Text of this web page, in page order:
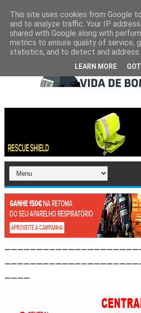
This site uses cookies from Google
and to analyze traffic. Your IP
shared with Google along with
metrics to ensure quality of service,
statistics, and to detect and address
LEARN MORE